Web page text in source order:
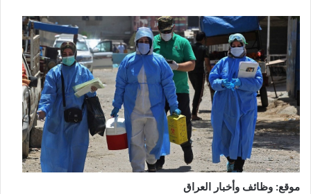
موقع: وظائف وأخبار العراق